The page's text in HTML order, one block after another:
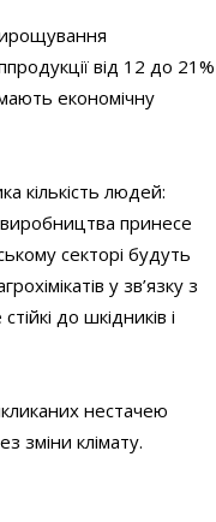
від 12 до 21%
економічну
кількість людей:
виробництва принесе
секторі будуть
у зв’язку з
до шкідників і
нестачею
зміни клімату.